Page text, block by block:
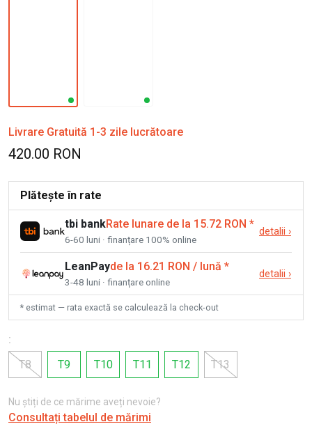
Livrare Gratuită 1-3 zile lucrătoare
420.00 RON
Plătește în rate
tbi bankRate lunare de la 15.72 RON *
6-60 luni · finanțare 100% online
detalii ›
LeanPayde la 16.21 RON / lună *
3-48 luni · finanțare online
detalii ›
* estimat — rata exactă se calculează la check-out
:
T8
T9 T10 T11 T12 T13
Nu știți de ce mărime aveți nevoie?
Consultați tabelul de mărimi